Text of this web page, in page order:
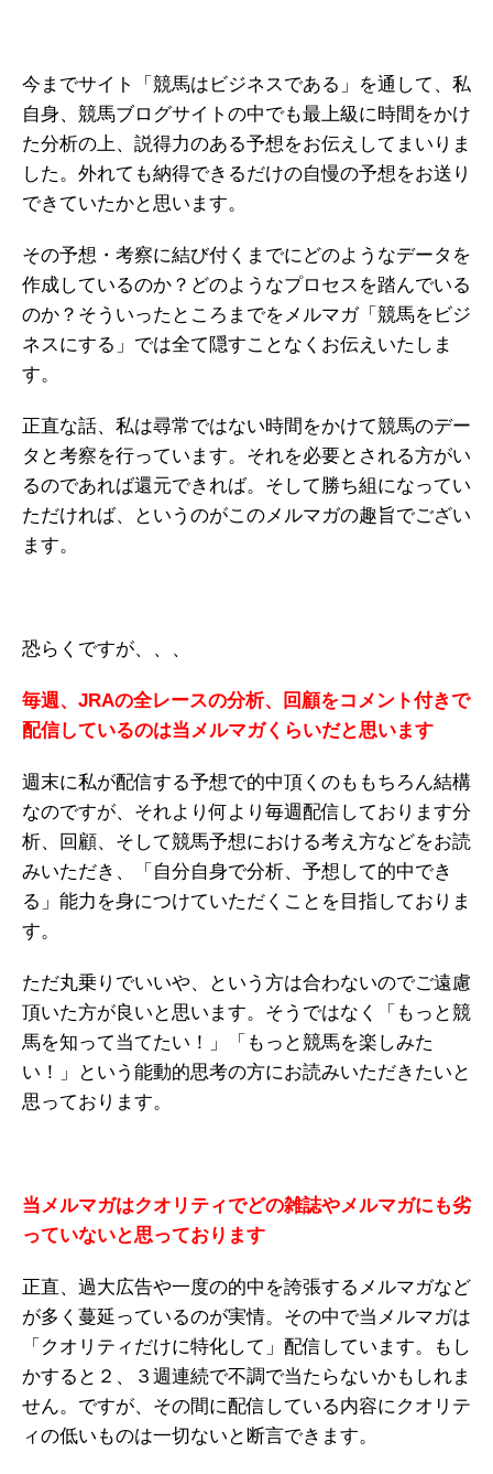
今までサイト「競馬はビジネスである」を通して、私
自身、競馬ブログサイトの中でも最上級に時間をかけ
た分析の上、説得力のある予想をお伝えしてまいりま
した。外れても納得できるだけの自慢の予想をお送り
できていたかと思います。
その予想・考察に結び付くまでにどのようなデータを
作成しているのか？どのようなプロセスを踏んでいる
のか？そういったところまでをメルマガ「競馬をビジ
ネスにする」では全て隠すことなくお伝えいたしま
す。
正直な話、私は尋常ではない時間をかけて競馬のデー
タと考察を行っています。それを必要とされる方がい
るのであれば還元できれば。そして勝ち組になってい
ただければ、というのがこのメルマガの趣旨でござい
ます。
恐らくですが、、、
毎週、JRAの全レースの分析、回顧をコメント付きで
配信しているのは当メルマガくらいだと思います
週末に私が配信する予想で的中頂くのももちろん結構
なのですが、それより何より毎週配信しております分
析、回顧、そして競馬予想における考え方などをお読
みいただき、「自分自身で分析、予想して的中でき
る」能力を身につけていただくことを目指しておりま
す。
ただ丸乗りでいいや、という方は合わないのでご遠慮
頂いた方が良いと思います。そうではなく「もっと競
馬を知って当てたい！」「もっと競馬を楽しみた
い！」という能動的思考の方にお読みいただきたいと
思っております。
当メルマガはクオリティでどの雑誌やメルマガにも劣
っていないと思っております
正直、過大広告や一度の的中を誇張するメルマガなど
が多く蔓延っているのが実情。その中で当メルマガは
「クオリティだけに特化して」配信しています。もし
かすると２、３週連続で不調で当たらないかもしれま
せん。ですが、その間に配信している内容にクオリテ
ィの低いものは一切ないと断言できます。